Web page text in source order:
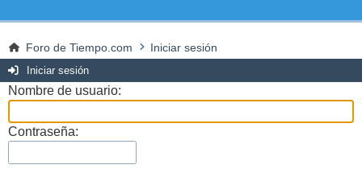
Foro de Tiempo.com Iniciar sesión
Iniciar sesión
Nombre de usuario:
Contraseña: